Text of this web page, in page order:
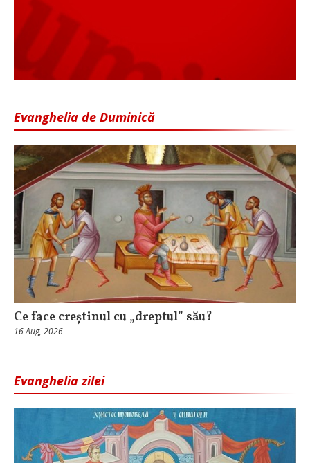
Evanghelia de Duminică
Ce face creștinul cu „dreptul” său?
16 Aug, 2026
Evanghelia zilei